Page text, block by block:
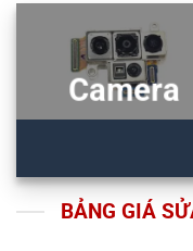
Camera
BẢNG GIÁ